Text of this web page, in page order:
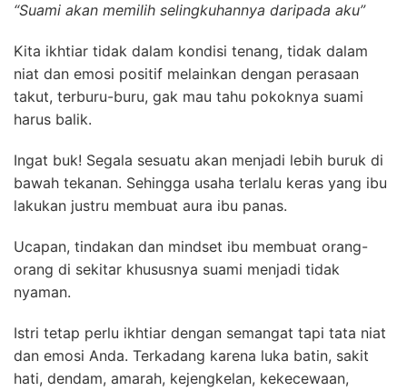
“Suami akan memilih selingkuhannya daripada aku”
Kita ikhtiar tidak dalam kondisi tenang, tidak dalam
niat dan emosi positif melainkan dengan perasaan
takut, terburu-buru, gak mau tahu pokoknya suami
harus balik.
Ingat buk! Segala sesuatu akan menjadi lebih buruk di
bawah tekanan. Sehingga usaha terlalu keras yang ibu
lakukan justru membuat aura ibu panas.
Ucapan, tindakan dan mindset ibu membuat orang-
orang di sekitar khususnya suami menjadi tidak
nyaman.
Istri tetap perlu ikhtiar dengan semangat tapi tata niat
dan emosi Anda. Terkadang karena luka batin, sakit
hati, dendam, amarah, kejengkelan, kekecewaan,